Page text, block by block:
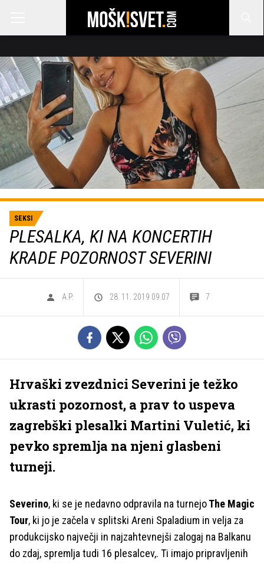
SEKSI
PLESALKA, KI NA KONCERTIH
KRADE POZORNOST SEVERINI
A.P. 28. 11. 2019 09.07 7
Hrvaški zvezdnici Severini je težko
ukrasti pozornost, a prav to uspeva
zagrebški plesalki Martini Vuletić, ki
pevko spremlja na njeni glasbeni
turneji.
Severino, ki se je nedavno odpravila na turnejoThe Magic
Tour, ki jo je začela v splitski Areni Spaladium in velja za
produkcijsko največji in najzahtevnejši zalogaj na Balkanu
do zdaj, spremlja tudi 16 plesalcev,. Ti imajo pripravljenih